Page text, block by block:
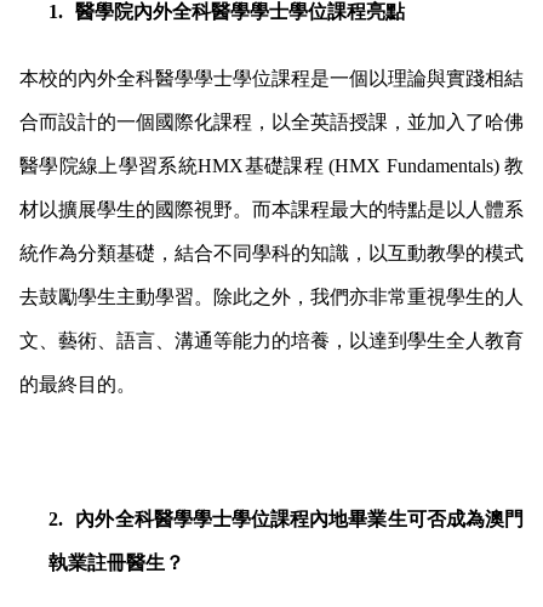
1. 醫學院內外全科醫學學士學位課程亮點
本校的內外全科醫學學士學位課程是一個以理論與實踐相結
合而設計的一個國際化課程，以全英語授課，並加入了哈佛
醫學院線上學習系統HMX基礎課程 (HMX Fundamentals) 教
材以擴展學生的國際視野。而本課程最大的特點是以人體系
統作為分類基礎，結合不同學科的知識，以互動教學的模式
去鼓勵學生主動學習。除此之外，我們亦非常重視學生的人
文、藝術、語言、溝通等能力的培養，以達到學生全人教育
的最終目的。
2. 內外全科醫學學士學位課程內地畢業生可否成為澳門
執業註冊醫生？